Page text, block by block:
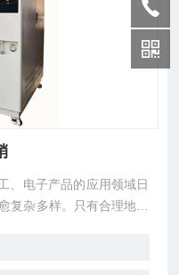
、电子产品的应用领域日
复杂多样。只有合理地规
用过程中安全可靠。因